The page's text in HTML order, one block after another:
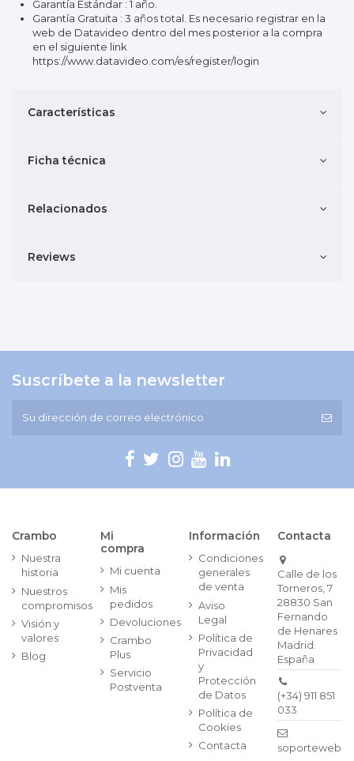
Garantía Estándar : 1 año.
Garantía Gratuita : 3 años total. Es necesario registrar en la
web de Datavideo dentro del mes posterior a la compra
en el siguiente link
https://www.datavideo.com/es/register/login
Características
Ficha técnica
Relacionados
Reviews
Suscríbete a la newsletter
Crambo
Nuestra
historia
Nuestros
compromisos
Visión y
valores
Blog
Mi
compra
Mi cuenta
Mis
pedidos
Devoluciones
Crambo
Plus
Servicio
Postventa
Información
Condiciones
generales
de venta
Aviso
Legal
Política de
Privacidad
y
Protección
de Datos
Política de
Cookies
Contacta
Contacta
Calle de los
Torneros, 7
28830 San
Fernando
de Henares
Madrid.
España
(+34) 911 851
033